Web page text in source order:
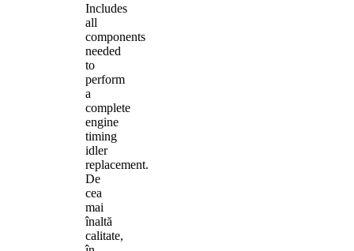
Includes
all
components
needed
to
perform
a
complete
engine
timing
idler
replacement.
De
cea
mai
înaltă
calitate,